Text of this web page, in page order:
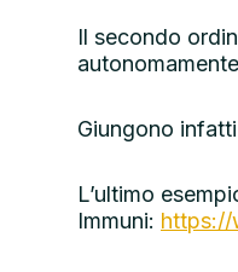
Il secondo
Giungono
L’ultimo
Immuni: https://